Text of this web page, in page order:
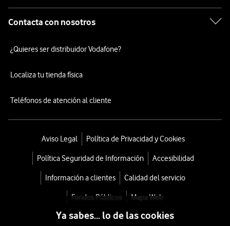
Contacta con nosotros
¿Quieres ser distribuidor Vodafone?
Localiza tu tienda física
Teléfonos de atención al cliente
Aviso Legal Política de Privacidad y Cookies
Política Seguridad de Información Accesibilidad
Información a clientes Calidad del servicio
Fondos Públicos Mapa Web
Ya sabes... lo de las cookies